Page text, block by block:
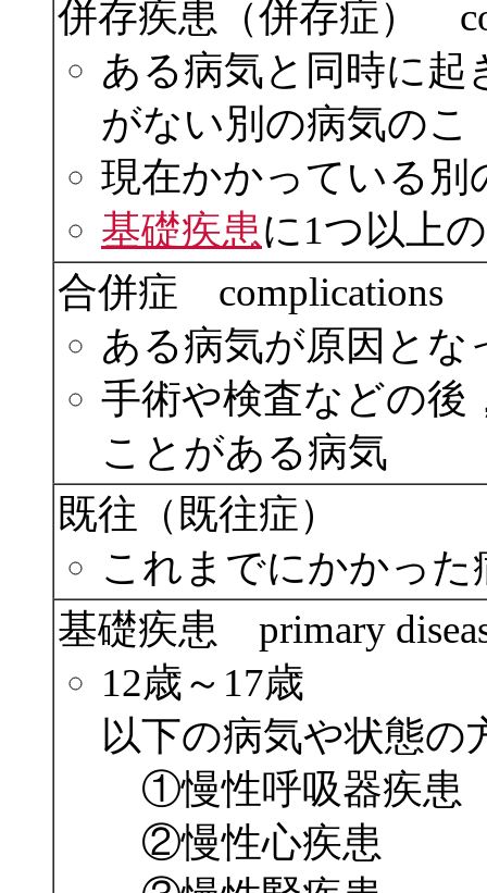
併存疾患（併存症）
ある病気と同時に起
がない別の病気のこ
現在かかっている別
基礎疾患に1つ以上
合併症 complications
ある病気が原因とな
手術や検査などの後
ことがある病気
既往（既往症）
これまでにかかっ
基礎疾患 primary
12歳～17歳
以下の病気や状態の
①慢性呼吸器疾患
②慢性心疾患